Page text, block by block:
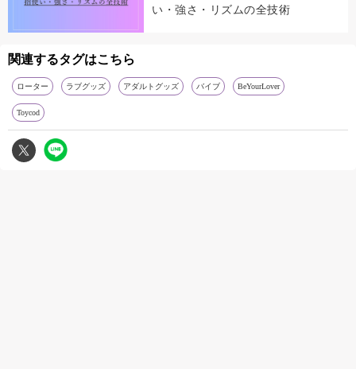
い・強さ・リズムの全技術
関連するタグはこちら
ローター ラブグッズ アダルトグッズ バイブ BeYourLover
Toycod